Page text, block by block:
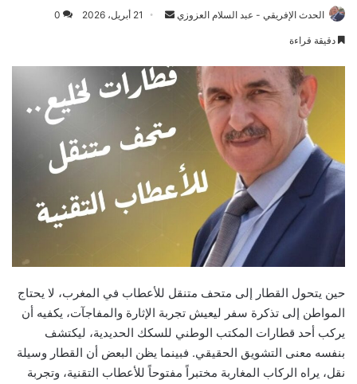
الحدث الإفريقي - عبد السلام العزوزي
Send 21 أبريل، 2026 0
دقيقة قراءة
حين يتحول القطار إلى متحف متنقل للأعطاب في المغرب، لا يحتاج
المواطن إلى تذكرة سفر ليعيش تجربة الإثارة والمفاجآت، يكفيه أن
يركب أحد قطارات المكتب الوطني للسكك الحديدية، ليكتشف
بنفسه معنى التشويق الحقيقي. فبينما يظن البعض أن القطار وسيلة
نقل، يراه الركاب المغاربة مختبراً مفتوحاً للأعطاب التقنية، وتجربة